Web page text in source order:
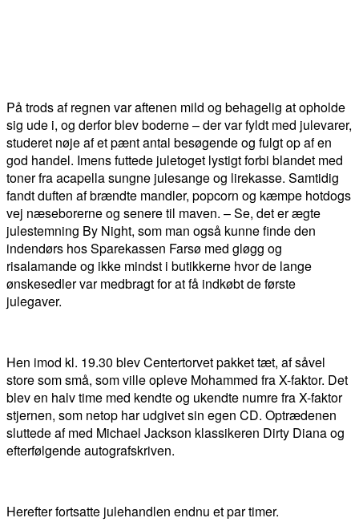
På trods af regnen var aftenen mild og behagelig at opholde
sig ude i, og derfor blev boderne – der var fyldt med julevarer,
studeret nøje af et pænt antal besøgende og fulgt op af en
god handel. Imens futtede juletoget lystigt forbi blandet med
toner fra acapella sungne julesange og lirekasse. Samtidig
fandt duften af brændte mandler, popcorn og kæmpe hotdogs
vej næseborerne og senere til maven. – Se, det er ægte
julestemning By Night, som man også kunne finde den
indendørs hos Sparekassen Farsø med gløgg og
risalamande og ikke mindst i butikkerne hvor de lange
ønskesedler var medbragt for at få indkøbt de første
julegaver.
Hen imod kl. 19.30 blev Centertorvet pakket tæt, af såvel
store som små, som ville opleve Mohammed fra X-faktor. Det
blev en halv time med kendte og ukendte numre fra X-faktor
stjernen, som netop har udgivet sin egen CD. Optrædenen
sluttede af med Michael Jackson klassikeren Dirty Diana og
efterfølgende autografskriven.
Herefter fortsatte julehandlen endnu et par timer.